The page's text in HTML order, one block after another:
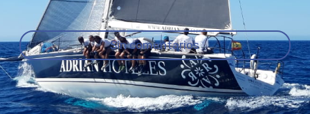
Sin comentarios